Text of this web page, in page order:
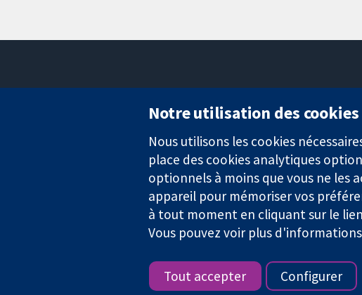
Londres
W1G0AN
La Collaboration Cochrane est une association caritative (n° 1045921) et
Copyright © 2026 The Cochrane Collaboration
Notre utilisation des cookies
Nous utilisons les cookies
place des cookies analytiques
optionnels à moins que vous ne
appareil pour mémoriser vos
à tout moment en cliquant sur le
Vous pouvez voir plus
Tout accepter Configurer